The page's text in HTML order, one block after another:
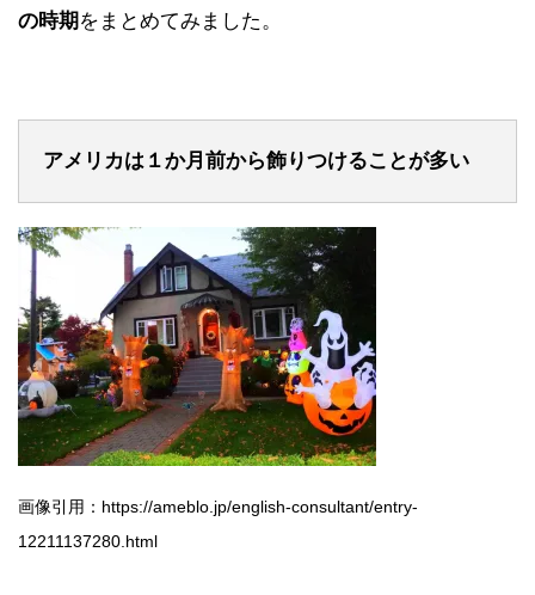
の時期 をまとめてみました。
アメリカは１か月前から飾りつけることが多い
画像引用：https://ameblo.jp/english-consultant/entry-
12211137280.html